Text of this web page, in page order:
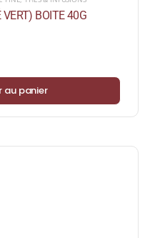
BOITE 40G
au panier